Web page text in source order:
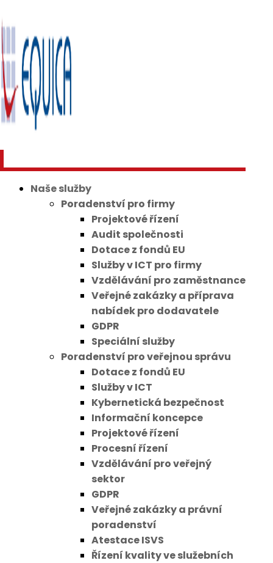
Naše služby
Poradenství pro firmy
Projektové řízení
Audit společnosti
Dotace z fondů EU
Služby v ICT pro firmy
Vzdělávání pro zaměstnance
Veřejné zakázky a příprava
nabídek pro dodavatele
GDPR
Speciální služby
Poradenství pro veřejnou správu
Dotace z fondů EU
Služby v ICT
Kybernetická bezpečnost
Informační koncepce
Projektové řízení
Procesní řízení
Vzdělávání pro veřejný
sektor
GDPR
Veřejné zakázky a právní
poradenství
Atestace ISVS
Řízení kvality ve služebních